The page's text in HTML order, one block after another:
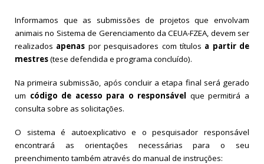
Informamos que as submissões de projetos que envolvam
animais no Sistema de Gerenciamento da CEUA-FZEA, devem ser
realizados apenas por pesquisadores com títulos a partir de
mestres(tese defendida e programa concluído).
Na primeira submissão, após concluir a etapa final será gerado
um código de acesso para o responsável que permitirá a
consulta sobre as solicitações.
O sistema é autoexplicativo e o pesquisador responsável
encontrará as orientações necessárias para o seu
preenchimento também através do manual de instruções: